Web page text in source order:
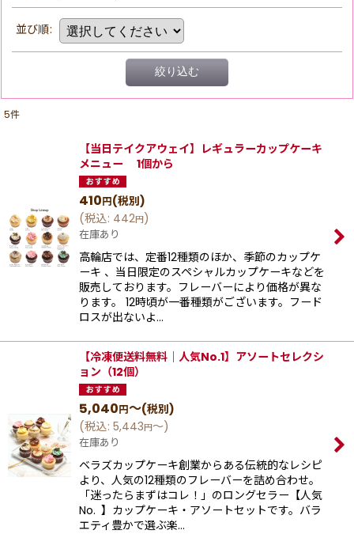
並び順:
絞り込む
5件
【当日テイクアウェイ】レギュラーカップケーキ
メニュー 1個から
410円(税別)
(税込: 442円)
在庫あり
高輪店では、定番12種類のほか、季節のカップケ
ーキ 、当日限定のスペシャルカップケーキなどを
販売しております。フレーバーにより価格が異な
ります。 12時頃が一番種類がございます。フード
ロスが出ないよ…
【冷凍便送料無料｜人気No.1】アソートセレクシ
ョン（12個）
5,040円～(税別)
(税込: 5,443円～)
在庫あり
ベラズカップケーキ創業からある伝統的なレシピ
より、⼈気の12種類のフレーバーを詰め合わせ。
「迷ったらまずはコレ！」のロングセラー【⼈気
No. 】カップケーキ‧アソートセットです。バラ
エティ豊かで選ぶ楽…